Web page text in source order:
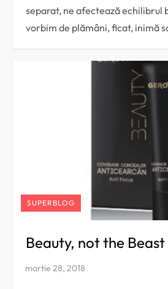
separat, ne afectează echilibrul
vorbim de plămâni, ficat, inimă
SUPERBLOG
Beauty, not the Beast